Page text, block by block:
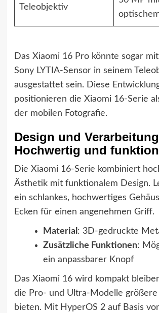
Teleobjektiv
Das Xiaomi 16 Pro könnte sogar
Sony LYTIA-Sensor in seinem
ausgestattet sein. Diese
positionieren die Xiaomi 16-Serie
der mobilen Fotografie.
Design und
Hochwertig und
Die Xiaomi 16-Serie kombiniert
Ästhetik mit funktionalem Design.
ein schlankes, hochwertiges
Ecken für einen angenehmen Griff.
Material : 3D-gedruckte
Zusätzliche Funktionen:
ein anpassbarer Knopf
Das Xiaomi 16 wird kompakt
die Pro- und Ultra-Modelle größere
bieten. Mit HyperOS 2 auf Basis